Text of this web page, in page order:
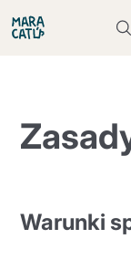
Warunki
Produkt